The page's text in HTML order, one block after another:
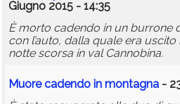
Giugno 2015 - 14:35
È morto cadendo in un burrone
con l’auto, dalla quale era
notte scorsa in val Cannobina.
Muore cadendo in montagna -